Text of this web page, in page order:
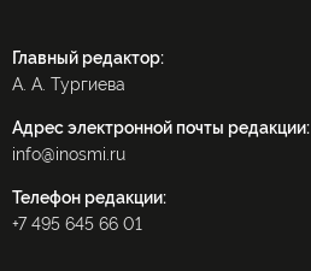
Главный редактор:
А. А. Тургиева
Адрес электронной почты редакции:
info@inosmi.ru
Телефон редакции:
+7 495 645 66 01